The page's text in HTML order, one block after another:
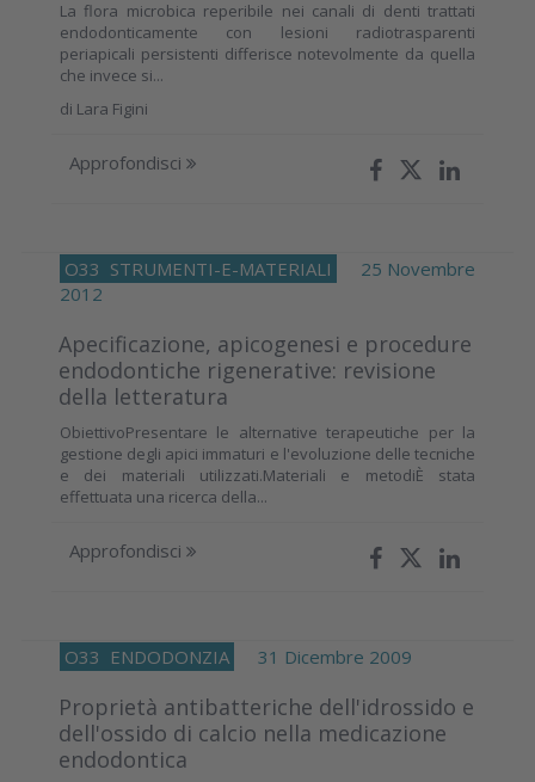
La flora microbica reperibile nei canali di denti trattati
endodonticamente con lesioni radiotrasparenti
periapicali persistenti differisce notevolmente da quella
che invece si...
di Lara Figini
Approfondisci
O33 STRUMENTI-E-MATERIALI
25 Novembre
2012
Apecificazione, apicogenesi e procedure
endodontiche rigenerative: revisione
della letteratura
ObiettivoPresentare le alternative terapeutiche per la
gestione degli apici immaturi e l'evoluzione delle tecniche
e dei materiali utilizzati.Materiali e metodiÈ stata
effettuata una ricerca della...
Approfondisci
O33 ENDODONZIA 31 Dicembre 2009
Proprietà antibatteriche dell'idrossido e
dell'ossido di calcio nella medicazione
endodontica